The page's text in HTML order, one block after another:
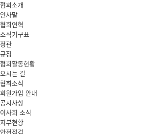
협회소개
인사말
협회연혁
조직기구표
정관
규정
협회활동현황
오시는 길
협회소식
회원가입 안내
공지사항
이사회 소식
지부현황
안전점검